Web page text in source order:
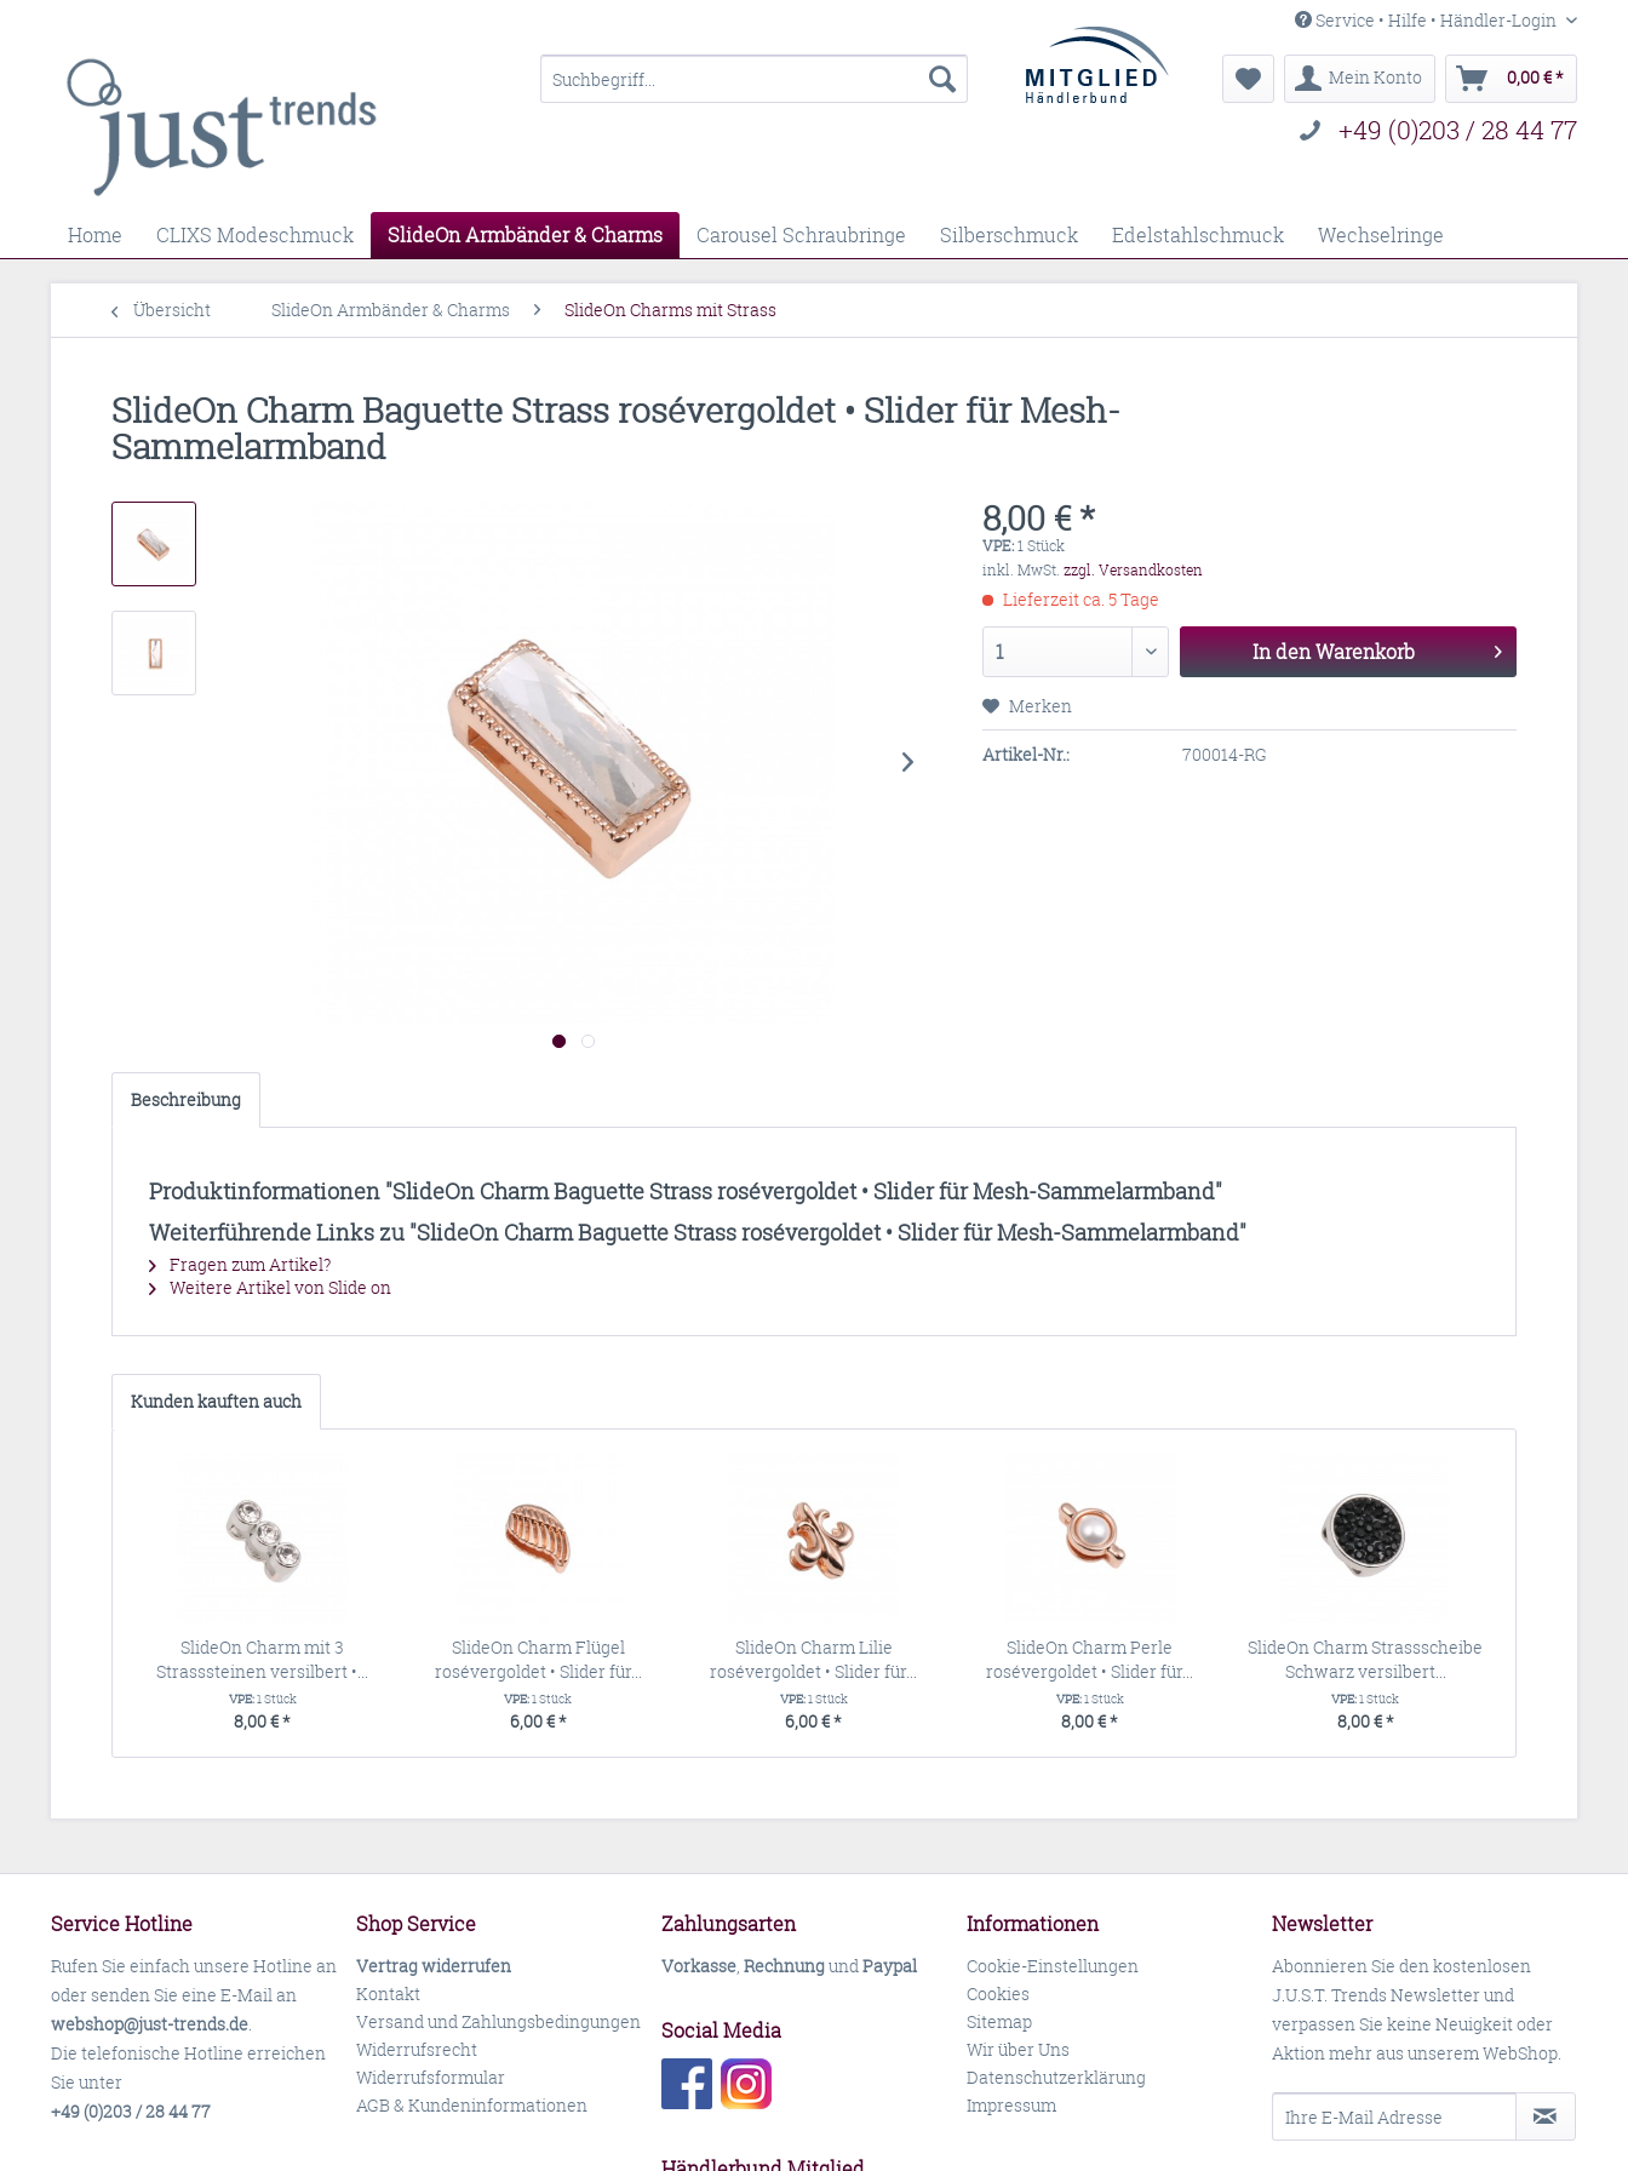
Service • Hilfe • Händler-Login
+49 (0)203 / 28 44 77
Mein Konto 0,00 € *
Home CLIXS Modeschmuck SlideOn Armbänder & Charms Carousel Schraubringe Silberschmuck Edelstahlschmuck Wechselringe
Übersicht SlideOn Armbänder & Charms SlideOn Charms mit Strass
SlideOn Charm Baguette Strass rosévergoldet • Slider für Mesh-
Sammelarmband
8,00 € *
VPE:1 Stück
inkl. MwSt.zzgl. Versandkosten
Lieferzeit ca. 5 Tage
In denWarenkorb
Merken
Artikel-Nr.: 700014-RG
Beschreibung
Produktinformationen "SlideOn Charm Baguette Strass rosévergoldet • Slider für Mesh-Sammelarmband"
Weiterführende Links zu "SlideOn Charm Baguette Strass rosévergoldet • Slider für Mesh-Sammelarmband"
Fragen zum Artikel?
Weitere Artikel von Slide on
Kunden kauften auch
SlideOn Charm mit 3
Strasssteinen versilbert •...
VPE:1 Stück
8,00 € *
SlideOn Charm Flügel
rosévergoldet • Slider für...
VPE:1 Stück
6,00 € *
SlideOn Charm Lilie
rosévergoldet • Slider für...
VPE:1 Stück
6,00 € *
SlideOn Charm Perle
rosévergoldet • Slider für...
VPE:1 Stück
8,00 € *
SlideOn Charm Strassscheibe
Schwarz versilbert...
VPE:1 Stück
8,00 € *
Service Hotline
Rufen Sie einfach unsere Hotline an
oder senden Sie eine E-Mail an
webshop@just-trends.de.
Die telefonische Hotline erreichen
Sie unter
+49 (0)203 / 28 44 77
Shop Service
Vertrag widerrufen
Kontakt
Versand und Zahlungsbedingungen
Widerrufsrecht
Widerrufsformular
AGB & Kundeninformationen
Zahlungsarten
Vorkasse, RechnungundPaypal
Social Media
Informationen
Cookie-Einstellungen
Cookies
Sitemap
Wir über Uns
Datenschutzerklärung
Impressum
Newsletter
Abonnieren Sie den kostenlosen
J.U.S.T. Trends Newsletter und
verpassen Sie keine Neuigkeit oder
Aktion mehr aus unserem WebShop.